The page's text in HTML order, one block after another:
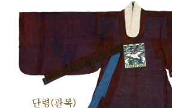
단령(관복)